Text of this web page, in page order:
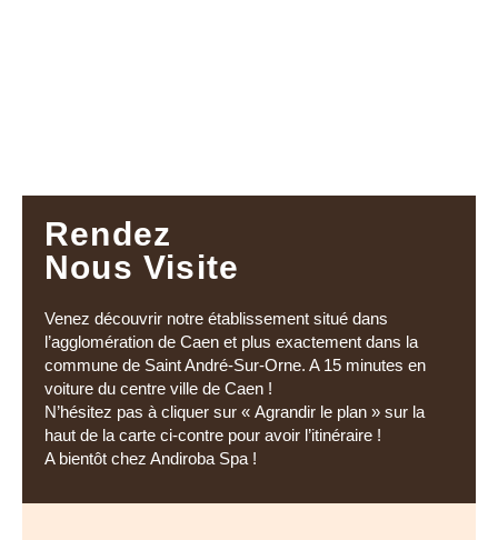
Rendez
Nous Visite
Venez découvrir notre établissement situé dans
l’agglomération de Caen et plus exactement dans la
commune de Saint André-Sur-Orne. A 15 minutes en
voiture du centre ville de Caen !
N’hésitez pas à cliquer sur « Agrandir le plan » sur la
haut de la carte ci-contre pour avoir l’itinéraire !
A bientôt chez Andiroba Spa !